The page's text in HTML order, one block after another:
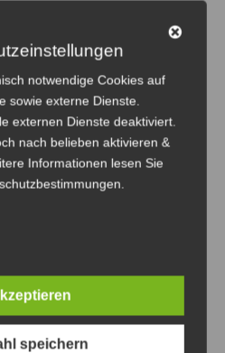
(GS und HS)
Bayreuth
notwendige Cookies auf
sowie externe Dienste.
externen Dienste deaktiviert.
nach belieben aktivieren &
Informationen lesen Sie
speichern